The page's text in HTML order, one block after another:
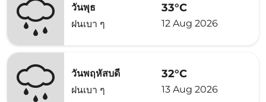
วันพุธ
ฝนเบา ๆ
33°C
12 Aug 2026
วันพฤหัสบดี
ฝนเบา ๆ
32°C
13 Aug 2026